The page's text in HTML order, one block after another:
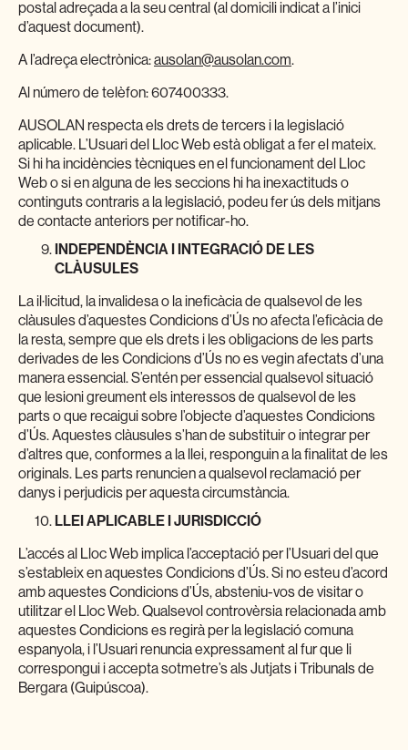
postal adreçada a la seu central (al domicili indicat a l’inici
d’aquest document).
A l’adreça electrònica:ausolan@ausolan.com.
Al número de telèfon: 607400333.
AUSOLAN respecta els drets de tercers i la legislació
aplicable. L’Usuari del Lloc Web està obligat a fer el mateix.
Si hi ha incidències tècniques en el funcionament del Lloc
Web o si en alguna de les seccions hi ha inexactituds o
continguts contraris a la legislació, podeu fer ús dels mitjans
de contacte anteriors per notificar-ho.
INDEPENDÈNCIA I INTEGRACIÓ DE LES
CLÀUSULES
La il·licitud, la invalidesa o la ineficàcia de qualsevol de les
clàusules d’aquestes Condicions d’Ús no afecta l’eficàcia de
la resta, sempre que els drets i les obligacions de les parts
derivades de les Condicions d’Ús no es vegin afectats d’una
manera essencial. S’entén per essencial qualsevol situació
que lesioni greument els interessos de qualsevol de les
parts o que recaigui sobre l’objecte d’aquestes Condicions
d’Ús. Aquestes clàusules s’han de substituir o integrar per
d’altres que, conformes a la llei, responguin a la finalitat de les
originals. Les parts renuncien a qualsevol reclamació per
danys i perjudicis per aquesta circumstància.
LLEI APLICABLE I JURISDICCIÓ
L’accés al Lloc Web implica l’acceptació per l’Usuari del que
s’estableix en aquestes Condicions d’Ús. Si no esteu d’acord
amb aquestes Condicions d’Ús, absteniu-vos de visitar o
utilitzar el Lloc Web. Qualsevol controvèrsia relacionada amb
aquestes Condicions es regirà per la legislació comuna
espanyola, i l’Usuari renuncia expressament al fur que li
correspongui i accepta sotmetre’s als Jutjats i Tribunals de
Bergara (Guipúscoa).